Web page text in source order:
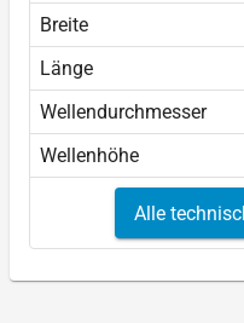
Breite
Länge
Wellendurchmesser
Wellenhöhe
Alle